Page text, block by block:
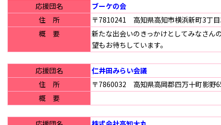
応援団名
ブーケの会
住 所
〒7810241 高知県高知市横浜新町3丁
概 要
新たな出会いのきっかけとしてみなさん
望もお待ちしています。
応援団名
仁井田みらい会議
住 所
〒7860032 高知県高岡郡四万十町影野
概 要